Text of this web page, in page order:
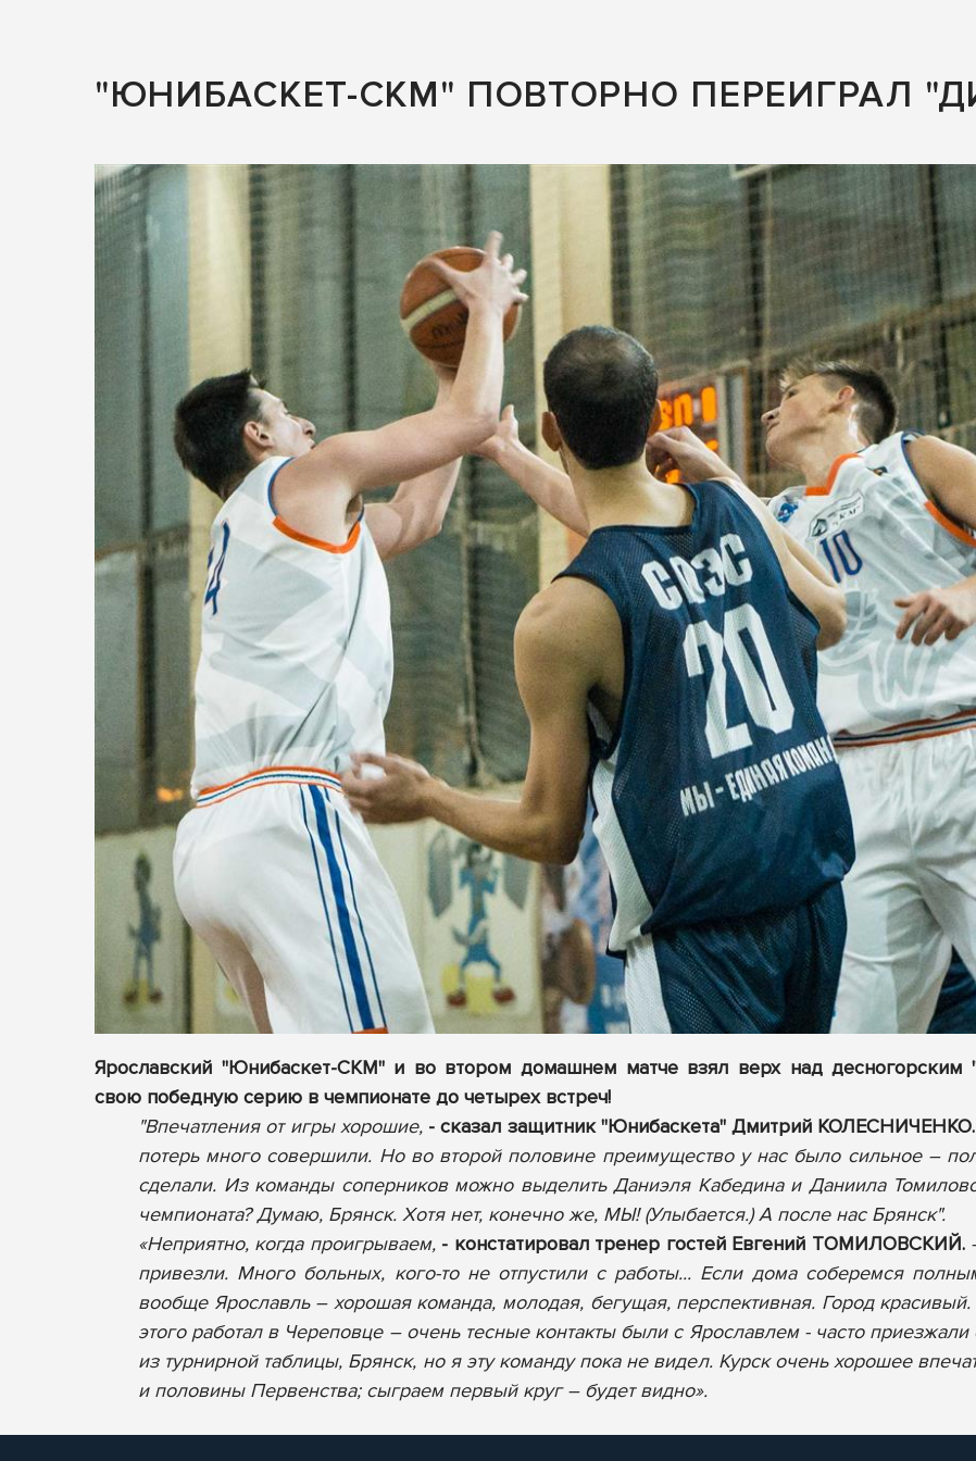
"ЮНИБАСКЕТ-СКМ" ПОВТОРНО ПЕРЕИГРАЛ
Ярославский "Юнибаскет-СКМ" и во втором домашнем матче взял верх над десногорским
свою победную серию в чемпионате до четырех встреч!
"Впечатления от игры хорошие, - сказал защитник "Юнибаскета" Дмитрий КОЛЕСНИЧЕНКО.
потерь много совершили. Но во второй половине преимущество у нас было сильное –
сделали. Из команды соперников можно выделить Даниэля Кабедина и Даниила
чемпионата? Думаю, Брянск. Хотя нет, конечно же, МЫ! (Улыбается.) А после нас Брянск".
«Неприятно, когда проигрываем, - констатировал тренер гостей Евгений ТОМИЛОВСКИЙ.-
привезли. Много больных, кого-то не отпустили с работы... Если дома соберемся
вообще Ярославль – хорошая команда, молодая, бегущая, перспективная. Город
этого работал в Череповце – очень тесные контакты были с Ярославлем - часто
из турнирной таблицы, Брянск, но я эту команду пока не видел. Курск очень хорошее
и половины Первенства; сыграем первый круг – будет видно».